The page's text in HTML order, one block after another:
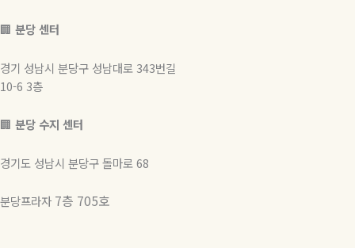
🏢 분당 센터
경기 성남시 분당구 성남대로 343번길
10-6 3층
🏢 분당 수지 센터
경기도 성남시 분당구 돌마로 68
분당프라자 7층 705호